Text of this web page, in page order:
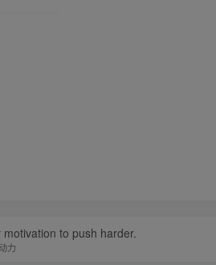
to push harder.
力